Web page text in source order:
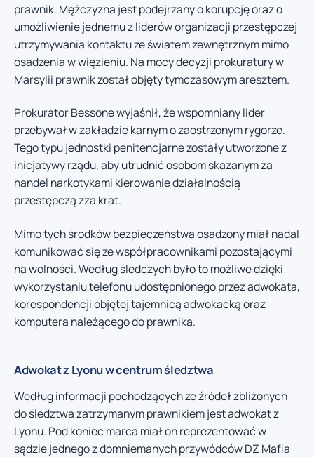
prawnik. Mężczyzna jest podejrzany o korupcję oraz o
umożliwienie jednemu z liderów organizacji przestępczej
utrzymywania kontaktu ze światem zewnętrznym mimo
osadzenia w więzieniu. Na mocy decyzji prokuratury w
Marsylii prawnik został objęty tymczasowym aresztem.
Prokurator Bessone wyjaśnił, że wspomniany lider
przebywał w zakładzie karnym o zaostrzonym rygorze.
Tego typu jednostki penitencjarne zostały utworzone z
inicjatywy rządu, aby utrudnić osobom skazanym za
handel narkotykami kierowanie działalnością
przestępczą zza krat.
Mimo tych środków bezpieczeństwa osadzony miał nadal
komunikować się ze współpracownikami pozostającymi
na wolności. Według śledczych było to możliwe dzięki
wykorzystaniu telefonu udostępnionego przez adwokata,
korespondencji objętej tajemnicą adwokacką oraz
komputera należącego do prawnika.
Adwokat z Lyonu w centrum śledztwa
Według informacji pochodzących ze źródeł zbliżonych
do śledztwa zatrzymanym prawnikiem jest adwokat z
Lyonu. Pod koniec marca miał on reprezentować w
sądzie jednego z domniemanych przywódców DZ Mafia